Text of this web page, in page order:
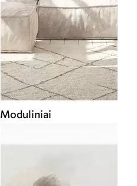
Moduliniai